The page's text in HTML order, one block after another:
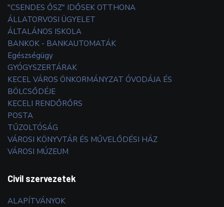
"CSENDES ŐSZ" IDŐSEK OTTHONA
ÁLLATORVOSI ÜGYELET
ÁLTALÁNOS ISKOLA
BANKOK - BANKAUTOMATÁK
Egészségügy
GYÓGYSZERTÁRAK
KECEL VÁROS ÖNKORMÁNYZAT ÓVODÁJA ÉS
BÖLCSŐDÉJE
KECELI RENDŐRŐRS
POSTA
TŰZOLTÓSÁG
VÁROSI KÖNYVTÁR ÉS MŰVELŐDÉSI HÁZ
VÁROSI MÚZEUM
Civil szervezetek
ALAPÍTVÁNYOK